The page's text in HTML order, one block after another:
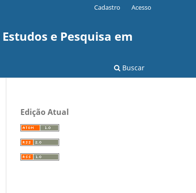
e Pesquisa em
Buscar
Cadastro Acesso
Edição Atual